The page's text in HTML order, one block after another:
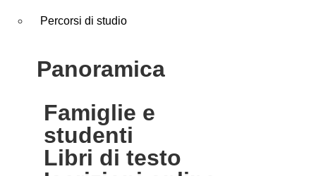
Percorsi di studio
panoramica
famiglie e
studenti
libri di testo